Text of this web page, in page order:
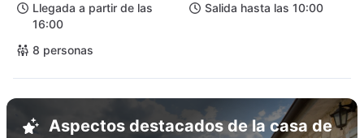
Llegada a partir de las
16:00
Salida hasta las 10:00
8 personas
Aspectos destacados de la casa de